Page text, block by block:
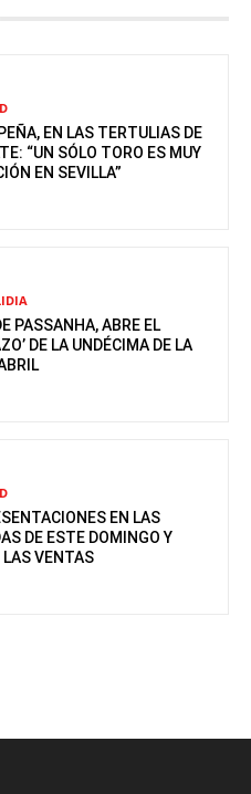
EN LAS TERTULIAS DE
“UN SÓLO TORO ES MUY
EN SEVILLA”
PASSANHA, ABRE EL
DE LA UNDÉCIMA DE LA
EN LAS
DE ESTE DOMINGO Y
LAS VENTAS